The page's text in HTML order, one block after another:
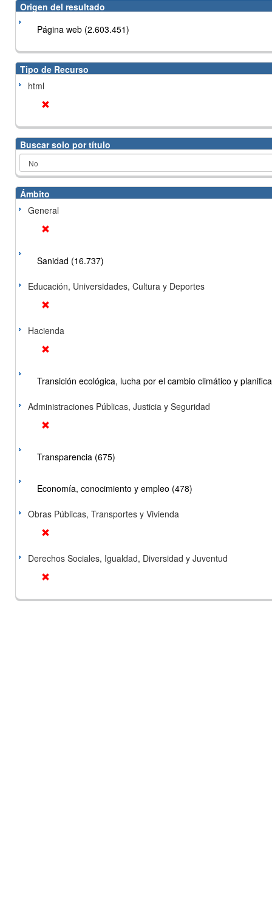
Origen del resultado
Página web (2.603.451)
Tipo de Recurso
html
Buscar solo por título
Ámbito
General
Sanidad (16.737)
Educación, Universidades, Cultura y Deportes
Hacienda
Transición ecológica, lucha por el cambio climático y
Administraciones Públicas, Justicia y Seguridad
Transparencia (675)
Economía, conocimiento y empleo (478)
Obras Públicas, Transportes y Vivienda
Derechos Sociales, Igualdad, Diversidad y Juventud